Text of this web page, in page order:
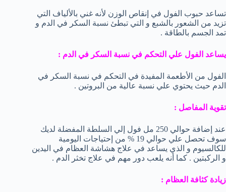
تساعد حبوب الفول في إنقاص الوزن لأنه غني بالألياف التي
تزيد من الشعور بالشبع و التي تبطئ نسبة السكر في الدم و
تمد الجسم بالطاقة .
يساعد الفول علي التحكم في نسبة السكر في الدم :
الفول من الأطعمة المفيدة في التحكم في نسبة السكر في
الدم حيث يحتوي علي نسبة عالية من البروتين .
تقوية المفاصل :
عند إضافة حوالي 250 مل فول إلي السلطة المفضلة لديك
سوف تحصل علي حوالي 19 % من إحتياجات اليومية
للكالسيوم و الذي يساعد في علاج هشاشة العظام في اليدين
و الركبتين . كما أنه يلعب دور مهم في علاج تخثر الدم .
زيادة كثافة العظام :